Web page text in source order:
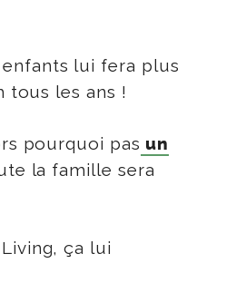
lui fera plus
tous les ans !
pourquoi pas un
la famille sera
ça lui